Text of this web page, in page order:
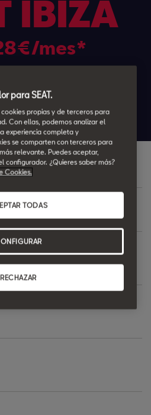
IBIZA
mes*
15.158,23
y te informamos!
personalizada
para SEAT.
cookies propias y de terceros para
Con ellas, podemos analizar el
experiencia completa y
se comparten con terceros para
relevante. Puedes aceptar,
configurador. ¿Quieres saber más?
Cookies.
RECHAZAR
TODAS